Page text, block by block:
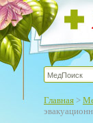
Главная >